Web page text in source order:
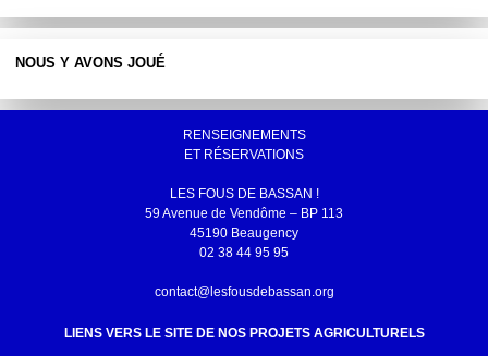
NOUS Y AVONS JOUÉ
RENSEIGNEMENTS
ET RÉSERVATIONS
LES FOUS DE BASSAN !
59 Avenue de Vendôme – BP 113
45190 Beaugency
02 38 44 95 95
contact@lesfousdebassan.org
LIENS VERS LE SITE DE NOS PROJETS AGRICULTURELS